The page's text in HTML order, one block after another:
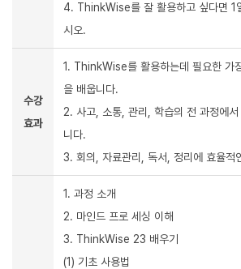
4. ThinkWise를 잘 활용하고 싶다면 1
시오.
수강
효과
1. ThinkWise를 활용하는데 필요한 가
을 배웁니다.
2. 사고, 소통, 관리, 학습의 전 과정에
니다.
3. 회의, 자료관리, 독서, 정리에 효율적
1. 과정 소개
2. 마인드 프로 세싱 이해
3. ThinkWise 23 배우기
(1) 기초 사용법